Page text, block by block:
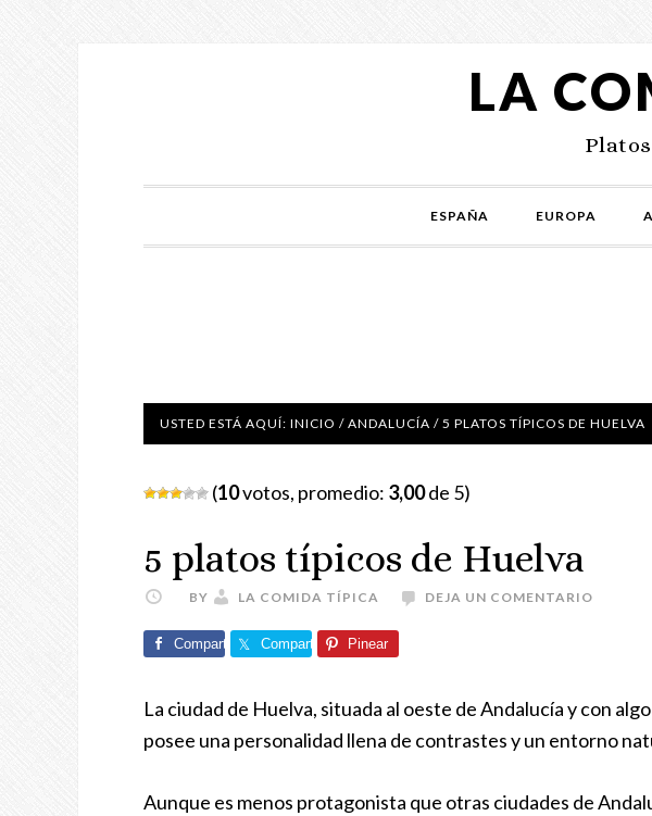
LA
ESPAÑA EUROPA
USTED ESTÁ AQUÍ: INICIO / ANDALUCÍA / 5 PLATOS TÍPICOS DE HUELVA
(10votos, promedio: 3,00de 5)
5 platos típicos de Huelva
BY LA COMIDA TÍPICA DEJA UN COMENTARIO
Comparte Comparte Pinear
La ciudad de Huelva, situada al oeste de Andalucía y con
posee una personalidad llena de contrastes y un entorno
Aunque es menos protagonista que otras ciudades de